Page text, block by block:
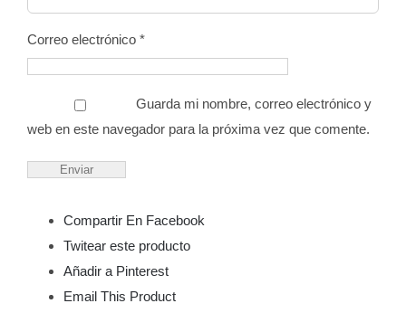
Correo electrónico *
Guarda mi nombre, correo electrónico y
web en este navegador para la próxima vez que comente.
Compartir En Facebook
Twitear este producto
Añadir a Pinterest
Email This Product